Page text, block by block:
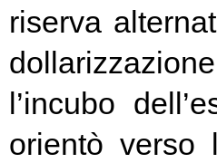
riserva
l’incubo
orientò verso